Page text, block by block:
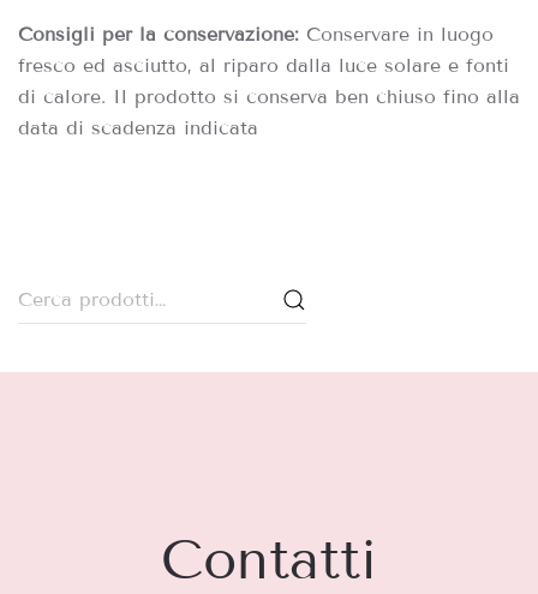
Consigli per la conservazione: Conservare in luogo
fresco ed asciutto, al riparo dalla luce solare e fonti
di calore. Il prodotto si conserva ben chiuso fino alla
data di scadenza indicata
Cerca:
Contatti